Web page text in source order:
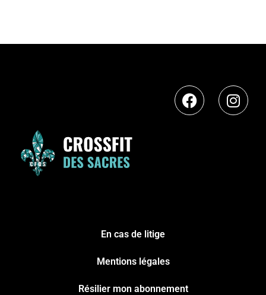
En cas de litige
Mentions légales
Résilier mon abonnement